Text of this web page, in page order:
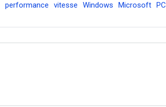
performance vitesse Windows Microsoft PC